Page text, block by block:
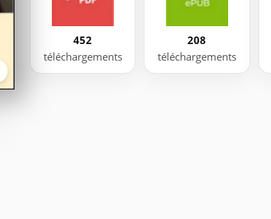
452
téléchargements
208
téléchargements